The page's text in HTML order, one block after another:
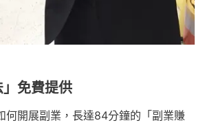
」免費提供
何開展副業，長達84分鐘的「副業賺